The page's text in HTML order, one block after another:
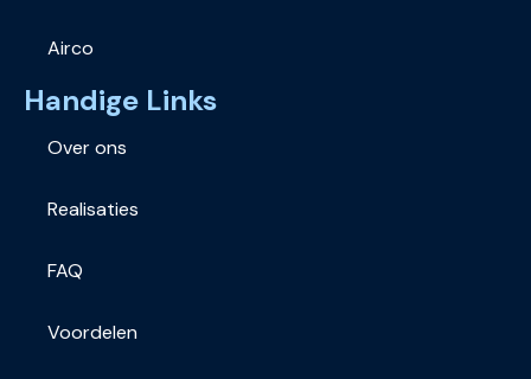
Airco
Handige Links
Over ons
Realisaties
FAQ
Voordelen